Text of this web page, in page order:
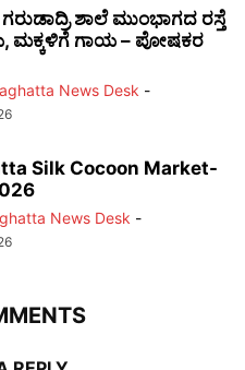
ಶಾಲೆ ಮುಂಭಾಗದ ರಸ್ತೆ
ಮಕ್ಕಳಿಗೆ ಗಾಯ – ಪೋಷಕರ
News Desk -
Silk Cocoon Market-
News Desk -